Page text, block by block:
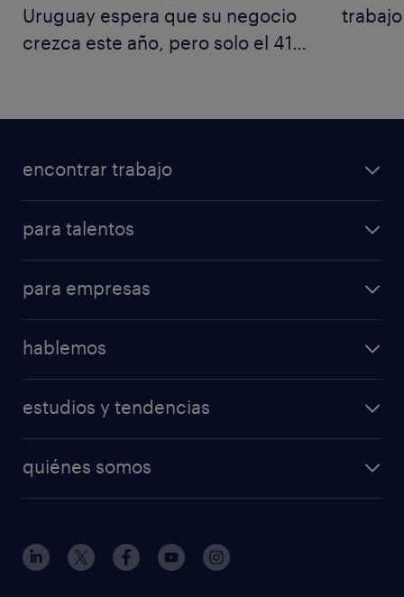
Uruguay espera que su negocio
crezca este año, pero solo el 41%
encontrar trabajo
para talentos
para empresas
hablemos
estudios y tendencias
quiénes somos